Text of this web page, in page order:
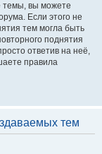
темы, вы можете
Если этого не
тем могла быть
поднятия
ответив на неё,
правила
тем